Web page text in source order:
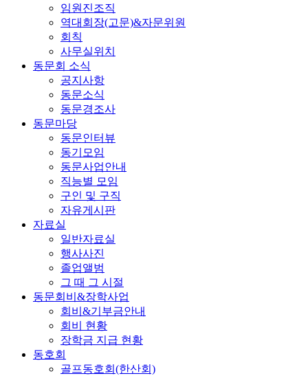
임원진조직
역대회장(고문)&자문위원
회칙
사무실위치
동문회 소식
공지사항
동문소식
동문경조사
동문마당
동문인터뷰
동기모임
동문사업안내
직능별 모임
구인 및 구직
자유게시판
자료실
일반자료실
행사사진
졸업앨범
그 때 그 시절
동문회비&장학사업
회비&기부금안내
회비 현황
장학금 지급 현황
동호회
골프동호회(한산회)